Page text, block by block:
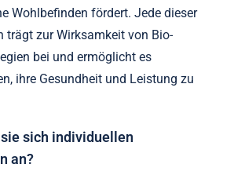
Wohlbefinden fördert. Jede dieser
trägt zur Wirksamkeit von Bio-
bei und ermöglicht es
ihre Gesundheit und Leistung zu
sich individuellen
an?